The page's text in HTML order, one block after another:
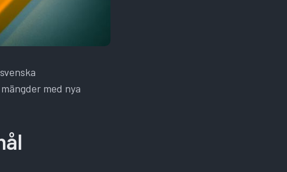
med nya